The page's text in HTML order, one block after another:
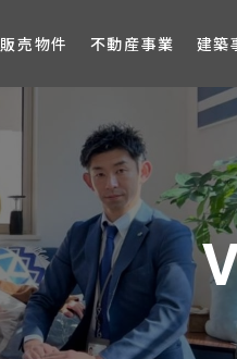
販売物件 不動産事業 建築